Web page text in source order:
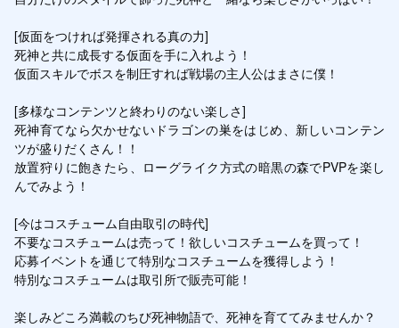
[仮面をつければ発揮される真の力]
死神と共に成長する仮面を手に入れよう！
仮面スキルでボスを制圧すれば戦場の主人公はまさに僕！
[多様なコンテンツと終わりのない楽しさ]
死神育てなら欠かせないドラゴンの巣をはじめ、新しいコンテン
ツが盛りだくさん！！
放置狩りに飽きたら、ローグライク方式の暗黒の森でPVPを楽し
んでみよう！
[今はコスチューム自由取引の時代]
不要なコスチュームは売って！欲しいコスチュームを買って！
応募イベントを通じて特別なコスチュームを獲得しよう！
特別なコスチュームは取引所で販売可能！
楽しみどころ満載のちび死神物語で、死神を育ててみませんか？